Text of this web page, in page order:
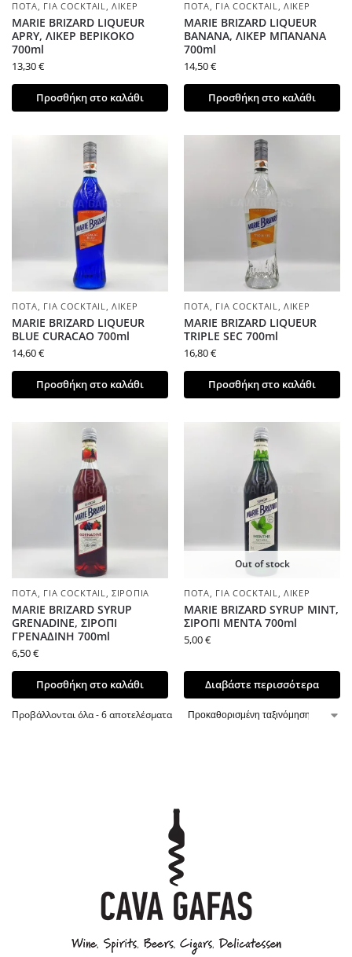
ΠΟΤΆ, ΓΙΑ COCKTAIL,ΛΙΚΈΡ
MARIE BRIZARD LIQUEUR
APRY, ΛΙΚΕΡ ΒΕΡΙΚΟΚΟ
700ml
13,30€
Προσθήκη στο καλάθι
ΠΟΤΆ, ΓΙΑ COCKTAIL,ΛΙΚΈΡ
MARIE BRIZARD LIQUEUR
BANANA, ΛΙΚΕΡ ΜΠΑΝΑΝΑ
700ml
14,50€
Προσθήκη στο καλάθι
ΠΟΤΆ, ΓΙΑ COCKTAIL,ΛΙΚΈΡ
MARIE BRIZARD LIQUEUR
BLUE CURACAO 700ml
14,60€
Προσθήκη στο καλάθι
ΠΟΤΆ, ΓΙΑ COCKTAIL,ΛΙΚΈΡ
MARIE BRIZARD LIQUEUR
TRIPLE SEC 700ml
16,80€
Προσθήκη στο καλάθι
ΠΟΤΆ, ΓΙΑ COCKTAIL,ΣΙΡΌΠΙΑ
MARIE BRIZARD SYRUP
GRENADINE, ΣΙΡΟΠΙ
ΓΡΕΝΑΔΙΝΗ 700ml
6,50€
Προσθήκη στο καλάθι
Out of stock
ΠΟΤΆ, ΓΙΑ COCKTAIL,ΛΙΚΈΡ
MARIE BRIZARD SYRUP MINT,
ΣΙΡΟΠΙ ΜΕΝΤΑ 700ml
5,00€
Διαβάστε περισσότερα
Προβάλλονται όλα - 6 αποτελέσματα